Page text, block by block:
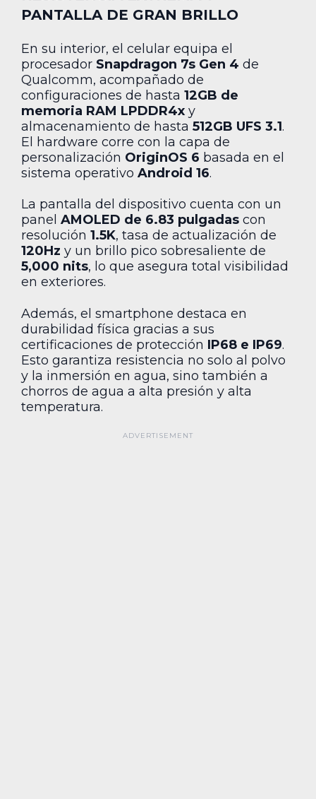
PANTALLA DE GRAN BRILLO
En su interior, el celular equipa el
procesador Snapdragon 7s Gen 4 de
Qualcomm, acompañado de
configuraciones de hasta 12GB de
memoria RAM LPDDR4x y
almacenamiento de hasta 512GB UFS 3.1.
El hardware corre con la capa de
personalización OriginOS 6 basada en el
sistema operativo Android 16.
La pantalla del dispositivo cuenta con un
panel AMOLED de 6.83 pulgadas con
resolución 1.5K, tasa de actualización de
120Hz y un brillo pico sobresaliente de
5,000 nits, lo que asegura total visibilidad
en exteriores.
Además, el smartphone destaca en
durabilidad física gracias a sus
certificaciones de protección IP68 e IP69.
Esto garantiza resistencia no solo al polvo
y la inmersión en agua, sino también a
chorros de agua a alta presión y alta
temperatura.